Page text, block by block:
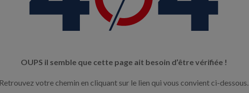
OUPS il semble que cette page ait besoin d’être vérifiée !
Retrouvez votre chemin en cliquant sur le lien qui vous convient ci-dessous.